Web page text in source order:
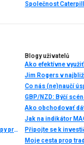
Plán obchodování EUR/USD na 12. července. Jednoduché tipy pro začátečníky
Blogy uživatelů
Ako efektívne
Co nás (ne)naučí
GBP/NZD: Býčí
Ako obchodovať
Jak na indikátor
Moje cesta prop